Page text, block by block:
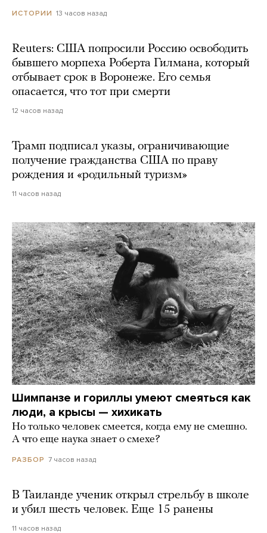
ИСТОРИИ 13 часов назад
Reuters: США попросили Россию освободить
бывшего морпеха Роберта Гилмана, который
отбывает срок в Воронеже. Его семья
опасается, что тот при смерти
12 часов назад
Трамп подписал указы, ограничивающие
получение гражданства США по праву
рождения и «родильный туризм»
11 часов назад
Шимпанзе и гориллы умеют смеяться как
люди, а крысы — хихикать
Но только человек смеется, когда ему не смешно.
А что еще наука знает о смехе?
РАЗБОР 7 часов назад
В Таиланде ученик открыл стрельбу в школе
и убил шесть человек. Еще 15 ранены
11 часов назад